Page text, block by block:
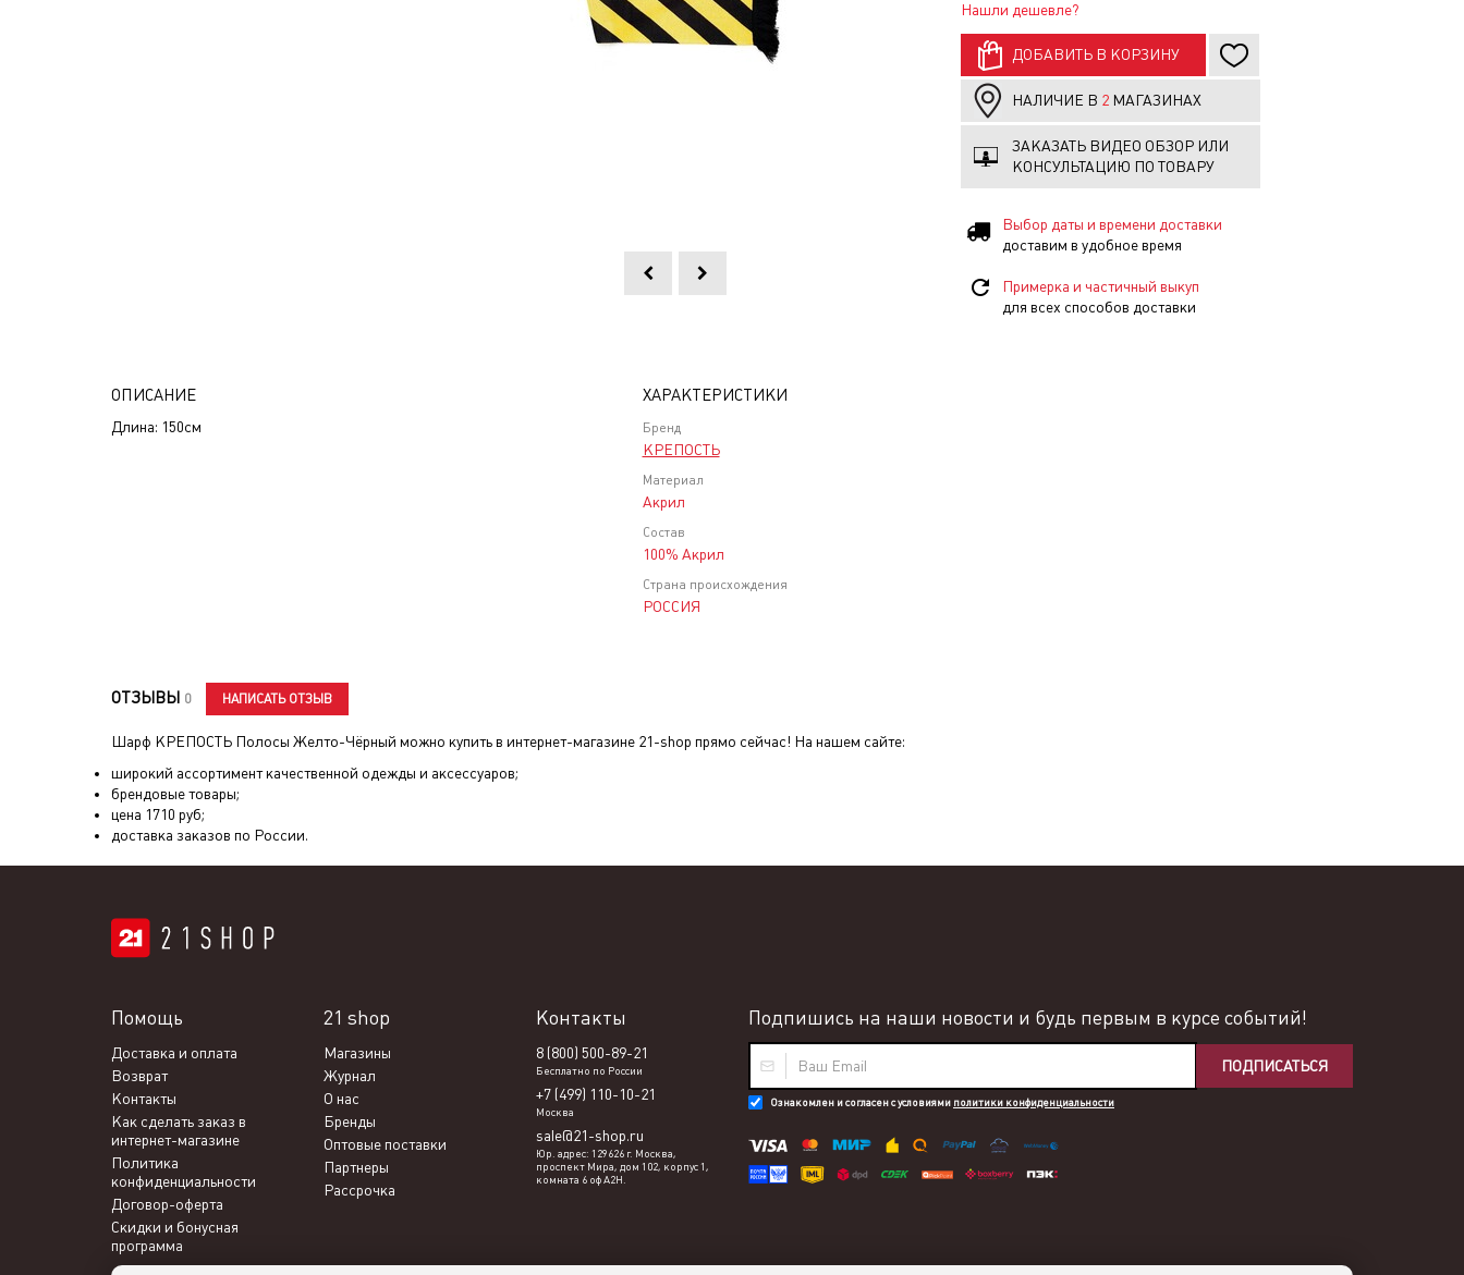
Нашли дешевле?
ДОБАВИТЬ В КОРЗИНУ
НАЛИЧИЕ В 2 МАГАЗИНАХ
ЗАКАЗАТЬ ВИДЕО ОБЗОР ИЛИ
КОНСУЛЬТАЦИЮ ПО ТОВАРУ
Выбор даты и времени доставки
доставим в удобное время
Примерка и частичный выкуп
для всех способов доставки
ОПИСАНИЕ
Длина: 150см
ХАРАКТЕРИСТИКИ
Бренд
КРЕПОСТЬ
Материал
Акрил
Состав
100% Акрил
Страна происхождения
РОССИЯ
ОТЗЫВЫ 0 НАПИСАТЬ ОТЗЫВ
Шарф КРЕПОСТЬ Полосы Желто-Чёрный можно купить в интернет-магазине 21-shop прямо сейчас! На нашем сайте:
широкий ассортимент качественной одежды и аксессуаров;
брендовые товары;
цена 1710 руб;
доставка заказов по России.
Подпишись на наши новости и будь первым в курсе событий!
ПОДПИСАТЬСЯ
Ознакомлен и согласен с условиями политики конфиденциальности
21 shop
Магазины
Журнал
О нас
Бренды
Оптовые поставки
Партнеры
Рассрочка
Помощь
Доставка и оплата
Возврат
Контакты
Как сделать заказ в
интернет-магазине
Политика
конфиденциальности
Договор-оферта
Скидки и бонусная
программа
Контакты
8 (800) 500-89-21
Бесплатно по России
+7 (499) 110-10-21
Москва
sale@21-shop.ru
Юр. адрес: 129626 г. Москва,
проспект Мира, дом 102, корпус 1,
комната 6 оф А2Н.